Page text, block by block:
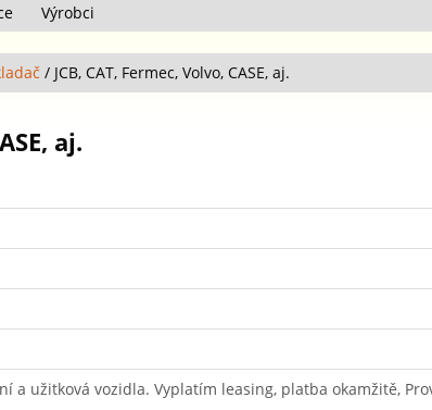
Výrobci
/ JCB, CAT, Fermec, Volvo, CASE, aj.
aj.
a užitková vozidla. Vyplatím leasing, platba okamžitě,